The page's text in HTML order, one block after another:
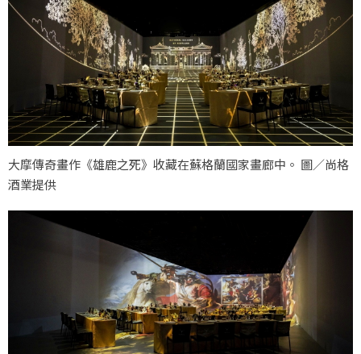
大摩傳奇畫作《雄鹿之死》收藏在蘇格蘭國家畫廊中。 圖／尚格
酒業提供